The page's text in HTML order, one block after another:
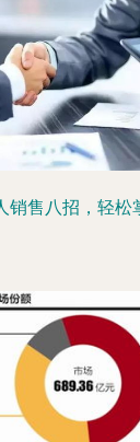
销售八招，轻松